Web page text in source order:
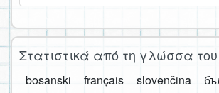
Στατιστικά από τη γλώσσα του
bosanski français slovenčina